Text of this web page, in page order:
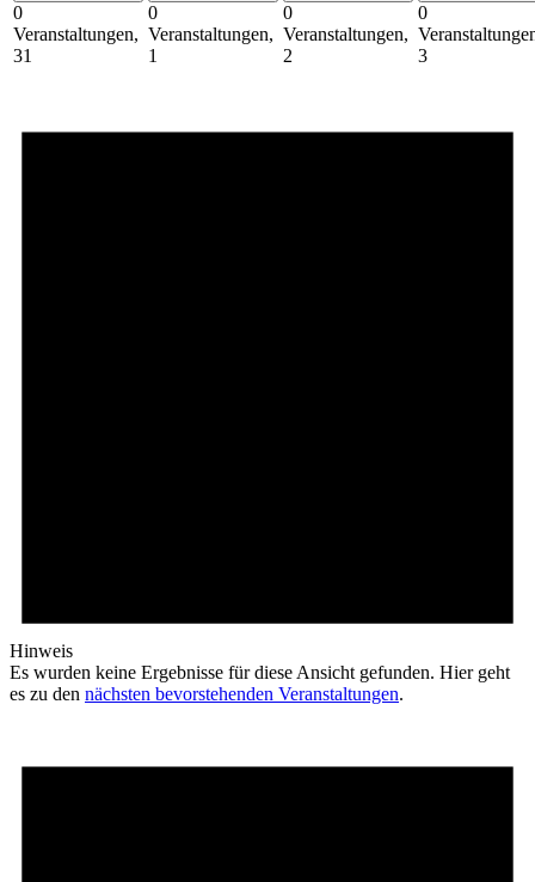
0
Veranstaltungen,
31
0
Veranstaltungen,
1
0
Veranstaltungen,
2
0
3
Hinweis
Es wurden keine Ergebnisse für diese Ansicht gefunden. Hier geht
es zu den nächsten bevorstehenden Veranstaltungen.